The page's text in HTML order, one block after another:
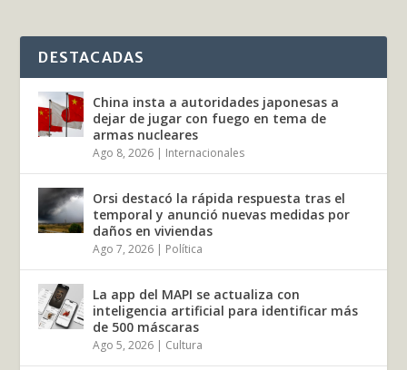
DESTACADAS
China insta a autoridades japonesas a
dejar de jugar con fuego en tema de
armas nucleares
Ago 8, 2026 | Internacionales
Orsi destacó la rápida respuesta tras el
temporal y anunció nuevas medidas por
daños en viviendas
Ago 7, 2026 | Política
La app del MAPI se actualiza con
inteligencia artificial para identificar más
de 500 máscaras
Ago 5, 2026 | Cultura